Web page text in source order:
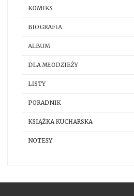
KOMIKS
BIOGRAFIA
ALBUM
DLA MŁODZIEŻY
LISTY
PORADNIK
KSIĄŻKA KUCHARSKA
NOTESY